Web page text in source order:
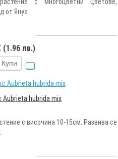
с многоцветни цветове,
от Януа..
(1.96 лв.)
Купи
Aubrieta hubrida mix
с височина 10-15см. Развива се